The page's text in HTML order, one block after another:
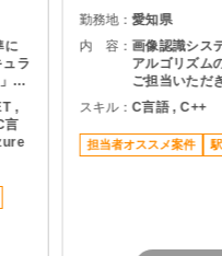
に
ラ
研
受
者
ー
,
言
勤務地：愛知県
内 容： 画像認識シス
アルゴリズム
ご担当いただ
スキル：C言語 , C++
担当者オススメ案件